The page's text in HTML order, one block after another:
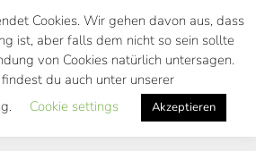
Cookies. Wir gehen davon aus, dass
ist, aber falls dem nicht so sein sollte
von Cookies natürlich untersagen.
du auch unter unserer
Cookie settings Akzeptieren